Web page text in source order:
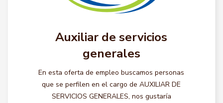
Auxiliar de servicios
generales
En esta oferta de empleo buscamos personas
que se perfilen en el cargo de AUXILIAR DE
SERVICIOS GENERALES, nos gustaría